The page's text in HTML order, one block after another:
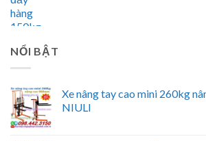
NỔI BẬT
Xe nâng tay cao mini 260kg
NIULI